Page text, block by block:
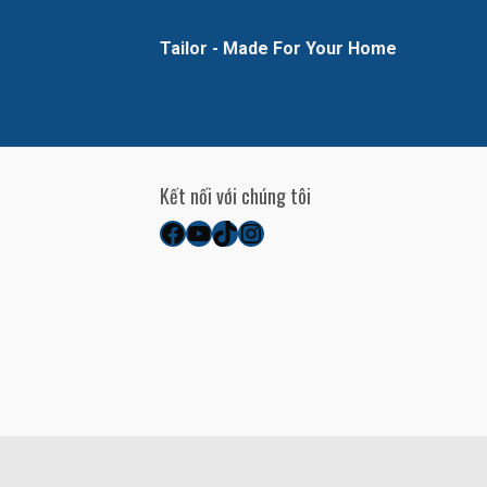
Tailor - Made For Your Home
Kết nối với chúng tôi
Facebook
YouTube
TikTok
Instagram